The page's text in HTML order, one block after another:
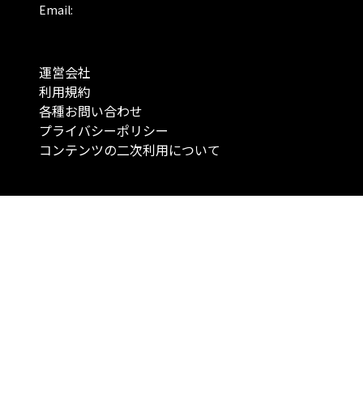
Email:
運営会社
利用規約
各種お問い合わせ
プライバシーポリシー
コンテンツの二次利用について